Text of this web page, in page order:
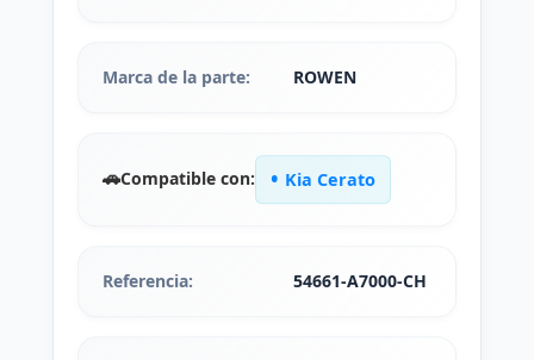
Marca de la parte: ROWEN
🚗Compatible con: Kia Cerato
Referencia: 54661-A7000-CH